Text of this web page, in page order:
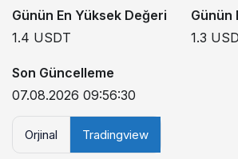
Günün En Yüksek Değeri
1.4 USDT
Günün
1.3
Son Güncelleme
07.08.2026 09:56:30
Orjinal Tradingview